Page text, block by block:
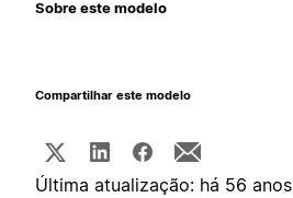
Sobre este modelo
Compartilhar este modelo
Última atualização: há 56 anos